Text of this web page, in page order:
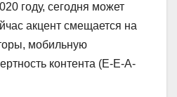
году, сегодня может
акцент смещается на
мобильную
контента (E-E-A-